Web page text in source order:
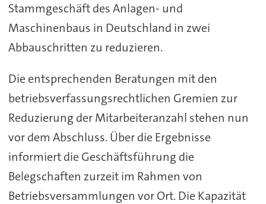
Stammgeschäft des Anlagen- und
Maschinenbaus in Deutschland in zwei
Abbauschritten zu reduzieren.
Die entsprechenden Beratungen mit den
betriebsverfassungsrechtlichen Gremien zur
Reduzierung der Mitarbeiteranzahl stehen nun
vor dem Abschluss. Über die Ergebnisse
informiert die Geschäftsführung die
Belegschaften zurzeit im Rahmen von
Betriebsversammlungen vor Ort. Die Kapazität